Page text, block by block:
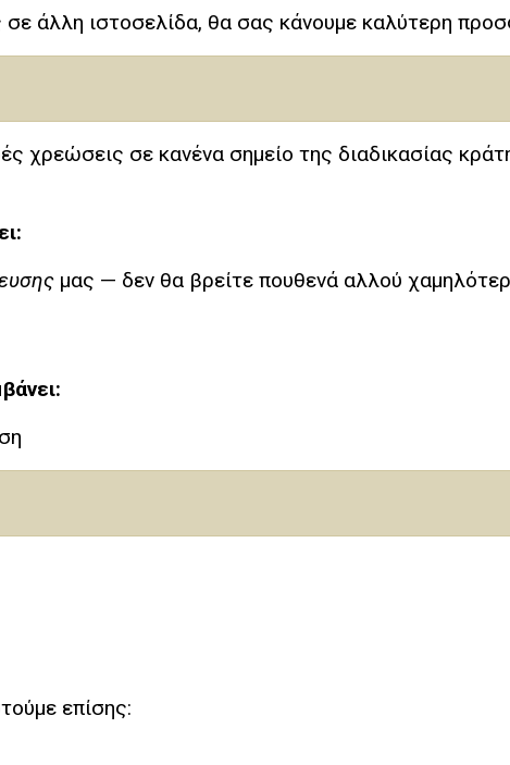
άλλη ιστοσελίδα, θα σας κάνουμε καλύτερη
χρεώσεις σε κανένα σημείο της διαδικασίας
μας — δεν θα βρείτε πουθενά αλλού
επίσης: